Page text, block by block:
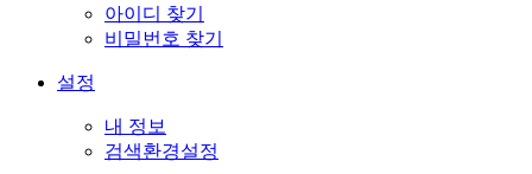
아이디 찾기
비밀번호 찾기
설정
내 정보
검색환경설정